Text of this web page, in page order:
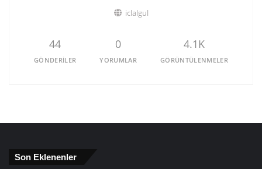
iclalgul
44
GÖNDERILER
0
YORUMLAR
4.1K
GÖRÜNTÜLENMELER
Son Eklenenler